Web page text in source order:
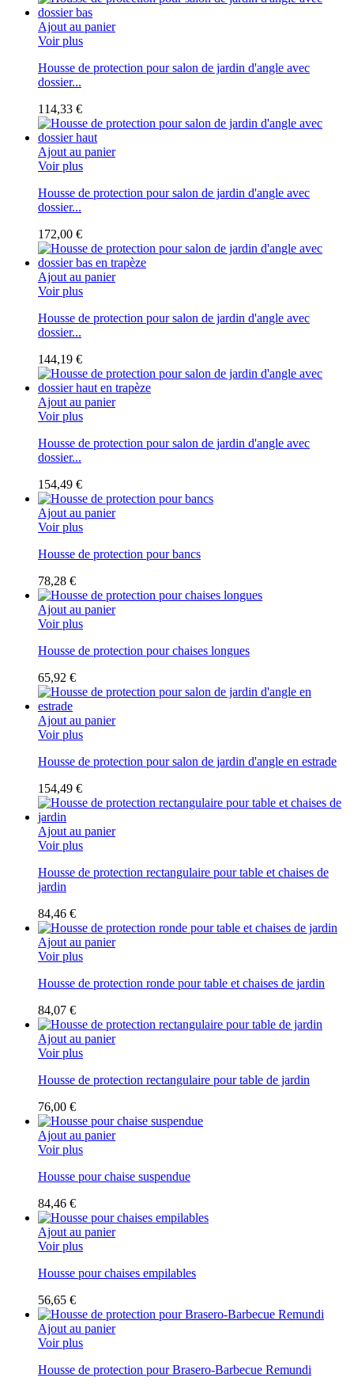
Ajout au panier
Voir plus
Housse de protection pour salon de jardin d'angle avec
dossier...
114,33 €
Ajout au panier
Voir plus
Housse de protection pour salon de jardin d'angle avec
dossier...
172,00 €
Ajout au panier
Voir plus
Housse de protection pour salon de jardin d'angle avec
dossier...
144,19 €
Ajout au panier
Voir plus
Housse de protection pour salon de jardin d'angle avec
dossier...
154,49 €
Ajout au panier
Voir plus
Housse de protection pour bancs
78,28 €
Ajout au panier
Voir plus
Housse de protection pour chaises longues
65,92 €
Ajout au panier
Voir plus
Housse de protection pour salon de jardin d'angle en estrade
154,49 €
Ajout au panier
Voir plus
Housse de protection rectangulaire pour table et chaises de
jardin
84,46 €
Ajout au panier
Voir plus
Housse de protection ronde pour table et chaises de jardin
84,07 €
Ajout au panier
Voir plus
Housse de protection rectangulaire pour table de jardin
76,00 €
Ajout au panier
Voir plus
Housse pour chaise suspendue
84,46 €
Ajout au panier
Voir plus
Housse pour chaises empilables
56,65 €
Ajout au panier
Voir plus
Housse de protection pour Brasero-Barbecue Remundi